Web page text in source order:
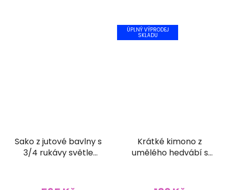
Sako z jutové bavlny s
3/4 rukávy světle
ÚPLNÝ VÝPRODEJ
SKLADU
Krátké kimono z
umělého hedvábí s